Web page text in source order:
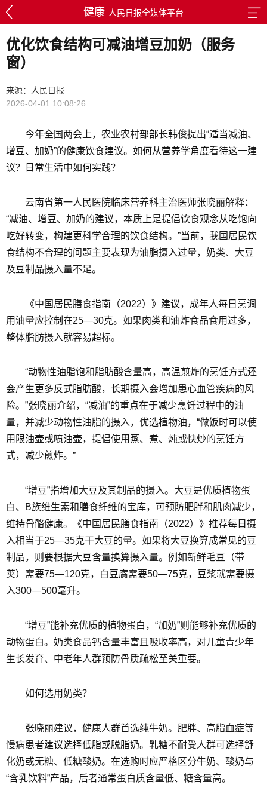
健康 人民日报全媒体平台
优化饮食结构可减油增豆加奶（服务
窗）
来源：人民日报
2026-04-01 10:08:26
今年全国两会上，农业农村部部长韩俊提出“适当减油、
增豆、加奶”的健康饮食建议。如何从营养学角度看待这一建
议？日常生活中如何实践？
云南省第一人民医院临床营养科主治医师张晓丽解释：
“减油、增豆、加奶的建议，本质上是提倡饮食观念从吃饱向
吃好转变，构建更科学合理的饮食结构。”当前，我国居民饮
食结构不合理的问题主要表现为油脂摄入过量，奶类、大豆
及豆制品摄入量不足。
《中国居民膳食指南（2022）》建议，成年人每日烹调
用油量应控制在25—30克。如果肉类和油炸食品食用过多，
整体脂肪摄入就容易超标。
“动物性油脂饱和脂肪酸含量高，高温煎炸的烹饪方式还
会产生更多反式脂肪酸，长期摄入会增加患心血管疾病的风
险。”张晓丽介绍，“减油”的重点在于减少烹饪过程中的油
量，并减少动物性油脂的摄入，优选植物油，“做饭时可以使
用限油壶或喷油壶，提倡使用蒸、煮、炖或快炒的烹饪方
式，减少煎炸。”
“增豆”指增加大豆及其制品的摄入。大豆是优质植物蛋
白、B族维生素和膳食纤维的宝库，可预防肥胖和肌肉减少，
维持骨骼健康。《中国居民膳食指南（2022）》推荐每日摄
入相当于25—35克干大豆的量。如果将大豆换算成常见的豆
制品，则要根据大豆含量换算摄入量。例如新鲜毛豆（带
荚）需要75—120克，白豆腐需要50—75克，豆浆就需要摄
入300—500毫升。
“增豆”能补充优质的植物蛋白，“加奶”则能够补充优质的
动物蛋白。奶类食品钙含量丰富且吸收率高，对儿童青少年
生长发育、中老年人群预防骨质疏松至关重要。
如何选用奶类？
张晓丽建议，健康人群首选纯牛奶。肥胖、高脂血症等
慢病患者建议选择低脂或脱脂奶。乳糖不耐受人群可选择舒
化奶或无糖、低糖酸奶。在选购时应严格区分牛奶、酸奶与
“含乳饮料”产品，后者通常蛋白质含量低、糖含量高。